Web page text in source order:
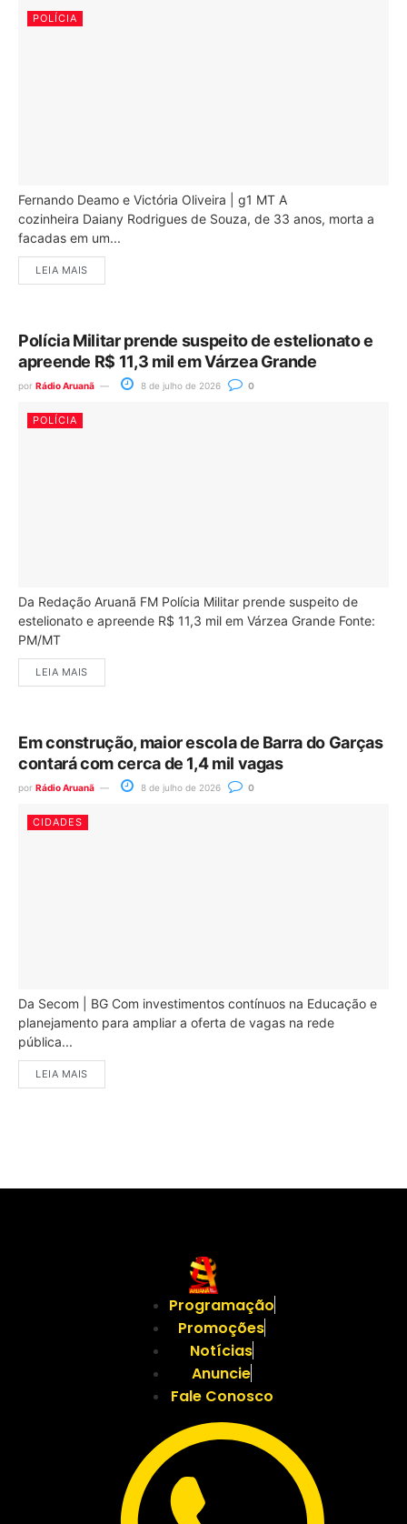
POLÍCIA
Fernando Deamo e Victória Oliveira | g1 MT A
cozinheira Daiany Rodrigues de Souza, de 33 anos, morta a
facadas em um...
LEIA MAIS
Polícia Militar prende suspeito de estelionato e
apreende R$ 11,3 mil em Várzea Grande
por Rádio Aruanã 8 de julho de 2026 0
POLÍCIA
Da Redação Aruanã FM Polícia Militar prende suspeito de
estelionato e apreende R$ 11,3 mil em Várzea Grande Fonte:
PM/MT
LEIA MAIS
Em construção, maior escola de Barra do Garças
contará com cerca de 1,4 mil vagas
por Rádio Aruanã 8 de julho de 2026 0
CIDADES
Da Secom | BG Com investimentos contínuos na Educação e
planejamento para ampliar a oferta de vagas na rede
pública...
LEIA MAIS
Programação
Promoções
Notícias
Anuncie
Fale Conosco